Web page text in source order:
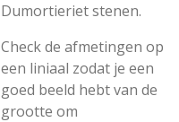
Dumortieriet stenen.
Check de afmetingen op
een liniaal zodat je een
goed beeld hebt van de
grootte om